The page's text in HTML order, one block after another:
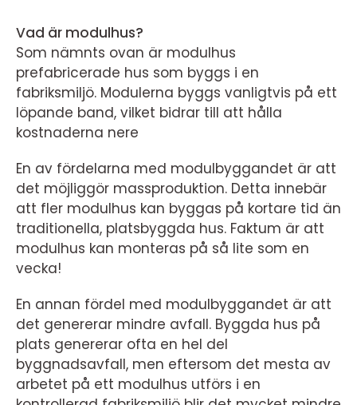
Vad är modulhus?
Som nämnts ovan är modulhus
prefabricerade hus som byggs i en
fabriksmiljö. Modulerna byggs vanligtvis på ett
löpande band, vilket bidrar till att hålla
kostnaderna nere
En av fördelarna med modulbyggandet är att
det möjliggör massproduktion. Detta innebär
att fler modulhus kan byggas på kortare tid än
traditionella, platsbyggda hus. Faktum är att
modulhus kan monteras på så lite som en
vecka!
En annan fördel med modulbyggandet är att
det genererar mindre avfall. Byggda hus på
plats genererar ofta en hel del
byggnadsavfall, men eftersom det mesta av
arbetet på ett modulhus utförs i en